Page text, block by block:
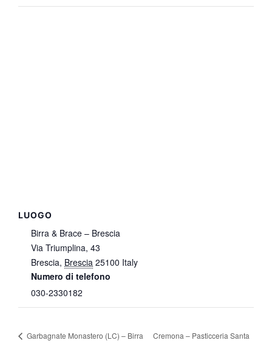
LUOGO
Birra & Brace – Brescia
Via Triumplina, 43
Brescia, Brescia 25100 Italy
Numero di telefono
030-2330182
Garbagnate Monastero (LC) – Birra
Cremona – Pasticceria Santa